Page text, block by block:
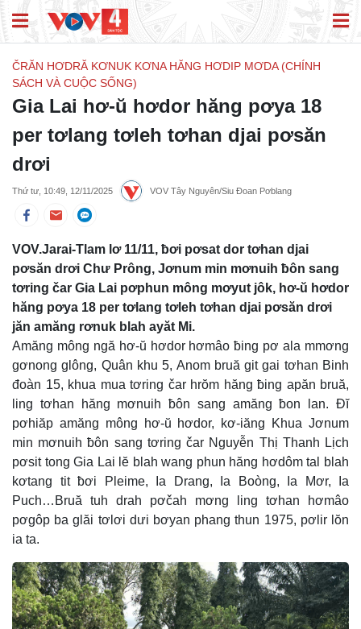
ČRĂN HƠDRĂ KƠNUK KƠNA HĂNG HƠDIP MƠDA (CHÍNH
SÁCH VÀ CUỘC SỐNG)
Gia Lai hơ-ŭ hơdor hăng pơya 18
per tơlang tơleh tơhan djai pơsăn
drơi
Thứ tư, 10:49, 12/11/2025 VOV Tây Nguyên/Siu Đoan Pơblang
VOV.Jarai-Tlam lơ 11/11, ƀơi pơsat dor tơhan djai
pơsăn drơi Chư Prông, Jơnum min mơnuih ƀôn sang
tơring čar Gia Lai pơphun mông mơyut jôk, hơ-ŭ hơdor
hăng pơya 18 per tơlang tơleh tơhan djai pơsăn drơi
jăn amăng rơnuk blah ayăt Mi.
Amăng mông ngă hơ-ŭ hơdor hơmâo ƀing pơ ala mmơng
gơnong glông, Quân khu 5, Anom bruă git gai tơhan Binh
đoàn 15, khua mua tơring čar hrŏm hăng ƀing apăn bruă,
ling tơhan hăng mơnuih ƀôn sang amăng ƀon lan. Đĭ
pơhiăp amăng mông hơ-ŭ hơdor, kơ-iăng Khua Jơnum
min mơnuih ƀôn sang tơring čar Nguyễn Thị Thanh Lịch
pơsit tong Gia Lai lĕ blah wang phun hăng hơdôm tal blah
kơtang tit ƀơi Pleime, Ia Drang, Ia Boòng, Ia Mơr, Ia
Puch…Bruă tuh drah pơčah mơng ling tơhan hơmâo
pơgôp ba glăi tơlơi dưi bơyan phang thun 1975, pơlir lŏn
ia ta.